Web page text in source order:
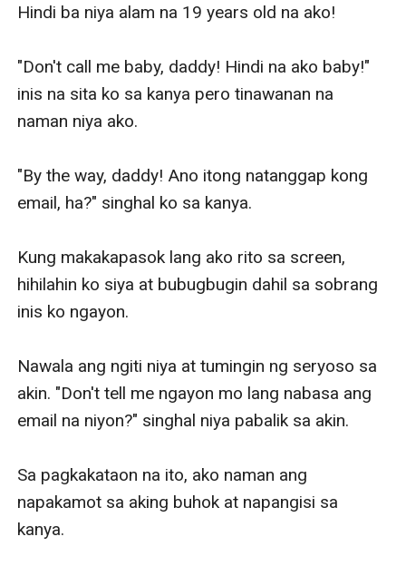
Hindi ba niya alam na 19 years old na ako!
"Don't call me baby, daddy! Hindi na ako baby!"
inis na sita ko sa kanya pero tinawanan na
naman niya ako.
"By the way, daddy! Ano itong natanggap kong
email, ha?" singhal ko sa kanya.
Kung makakapasok lang ako rito sa screen,
hihilahin ko siya at bubugbugin dahil sa sobrang
inis ko ngayon.
Nawala ang ngiti niya at tumingin ng seryoso sa
akin. "Don't tell me ngayon mo lang nabasa ang
email na niyon?" singhal niya pabalik sa akin.
Sa pagkakataon na ito, ako naman ang
napakamot sa aking buhok at napangisi sa
kanya.